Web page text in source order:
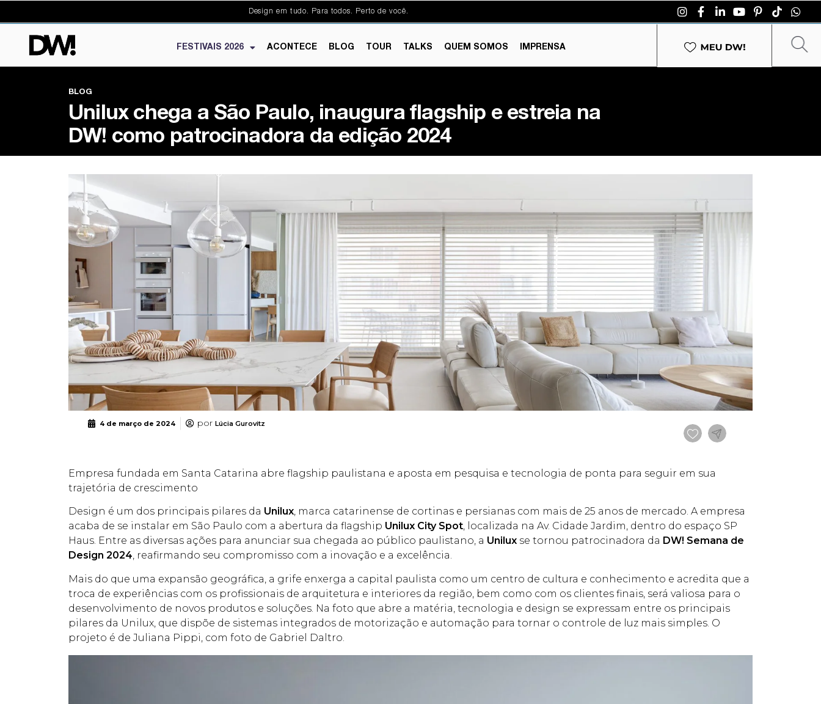
Design em tudo. Para todos. Perto de você.
FESTIVAIS 2026 ACONTECE BLOG TOUR TALKS QUEM SOMOS IMPRENSA
BLOG
Unilux chega a São Paulo, inaugura flagship e estreia na
DW! como patrocinadora da edição 2024
4 de março de 2024 porLúcia Gurovitz
Empresa fundada em Santa Catarina abre flagship paulistana e aposta em pesquisa e tecnologia de ponta para seguir em sua
trajetória de crescimento
Design é um dos principais pilares da Unilux, marca catarinense de cortinas e persianas com mais de 25 anos de mercado. A empresa
acaba de se instalar em São Paulo com a abertura da flagship Unilux City Spot, localizada na Av. Cidade Jardim, dentro do espaço SP
Haus. Entre as diversas ações para anunciar sua chegada ao público paulistano, a Unilux se tornou patrocinadora da DW! Semana de
Design 2024, reafirmando seu compromisso com a inovação e a excelência.
Mais do que uma expansão geográfica, a grife enxerga a capital paulista como um centro de cultura e conhecimento e acredita que a
troca de experiências com os profissionais de arquitetura e interiores da região, bem como com os clientes finais, será valiosa para o
desenvolvimento de novos produtos e soluções. Na foto que abre a matéria, tecnologia e design se expressam entre os principais
pilares da Unilux, que dispõe de sistemas integrados de motorização e automação para tornar o controle de luz mais simples. O
projeto é de Juliana Pippi, com foto de Gabriel Daltro.